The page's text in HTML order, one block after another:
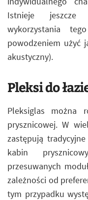
Istnieje jeszcze
wykorzystania
powodzeniem użyć
akustyczny).
Pleksi do
Pleksiglas można
prysznicowej. W
zastępują
kabin
przesuwanych
zależności od
tym przypadku